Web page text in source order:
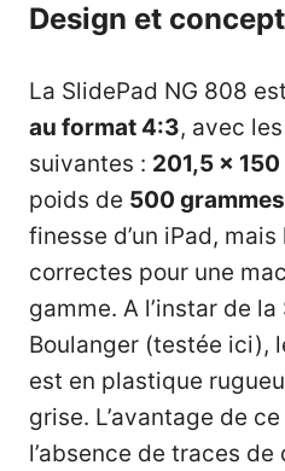
Design et
La SlidePad NG 808
au format 4:3, avec
suivantes : 201,5 x 150
poids de 500 grammes
finesse d’un iPad,
correctes pour une
gamme. A l’instar de
Boulanger (testée ici),
est en plastique
grise. L’avantage de
l’absence de traces de